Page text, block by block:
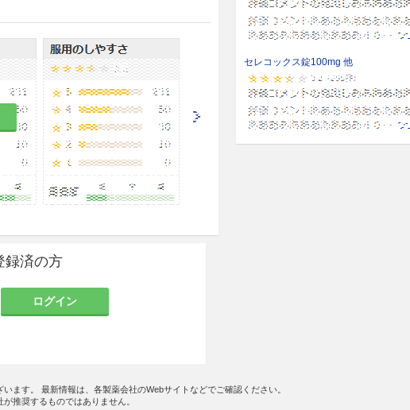
録済の方
ログイン
セレコックス錠100mg 他
ます。 最新情報は、各製薬会社のWebサイトなどでご確認ください。
推奨するものではありません。